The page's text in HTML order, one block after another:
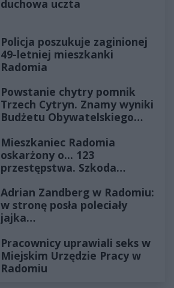
duchowa uczta
Policja poszukuje zaginionej
49-letniej mieszkanki
Radomia
Powstanie chytry pomnik
Trzech Cytryn. Znamy wyniki
Budżetu Obywatelskiego
Mieszkaniec Radomia
oskarżony o... 123
przestępstwa. Szkoda
złotych
Adrian Zandberg w Radomiu:
w stronę posła poleciały
jajka…
Pracownicy uprawiali seks w
Miejskim Urzędzie Pracy w
Radomiu